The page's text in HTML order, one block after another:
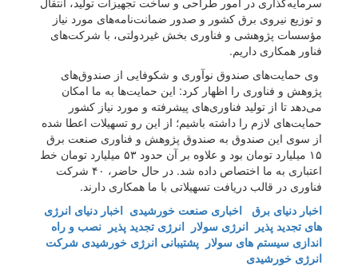
و توزیع نیروی برق کشور و صدور ضمانت‌نامه‌های مورد نیاز
مؤسسات پژوهشی و فناوری بخش غیردولتی، با شرکت‌های
فناور همکاری داریم.
وی حمایت‌های صندوق نوآوری و شکوفایی از صندوق‌های
پژوهش و فناوری را اظهار کرد: این حمایت‌ها به ما امکان
می‌دهد تا از تولید فناوری‌های پیشرفته و مورد نیاز کشور
حمایت‌های لازم را داشته باشیم؛ از این رو تسهیلات اعطا شده
از سوی این صندوق به صندوق پژوهش و فناوری صنعت برق
۱۵ میلیارد تومان بود و علاوه بر آن حدود ۵۳ میلیارد تومان خط
اعتباری به ما اختصاص داده شد. در حال حاضر، ۴۰ شرکت
فناوری در قالب دریافت تسهیلاتی با ما همکاری دارند.
اخبار دنیای برق اخباری صنعت خورشیدی اخبار دنیای انرژی
های تجدید پذیر انرژی سولار انرژی تجدید پذیر نصب و راه
اندازی سیستم های سولار پشتیبانی انرژی خورشیدی شرکت
انرژی خورشیدی